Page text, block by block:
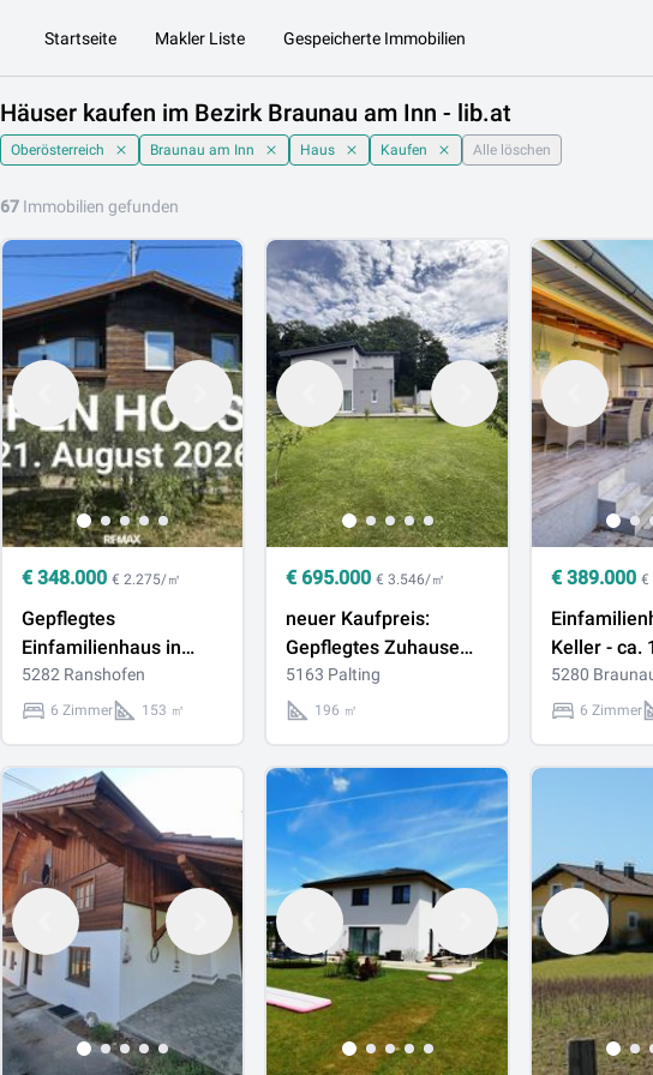
Startseite Makler Liste Gespeicherte Immobilien
Häuser kaufen im Bezirk Braunau am Inn - lib.at
Oberösterreich Braunau am Inn Haus Kaufen Alle löschen
67 Immobilien gefunden
€ 348.000 € 2.275/㎡
Gepflegtes
Einfamilienhaus in
Ranshofen bei
Braunau
5282 Ranshofen
6 Zimmer 153 ㎡
€ 695.000 € 3.546/㎡
neuer Kaufpreis:
Gepflegtes Zuhause
nahe dem Mattsee mit
großem Garten,
Doppel-Carport!
5163 Palting
196 ㎡
€ 389.000 €
Keller - ca.
5280
6 Zimmer